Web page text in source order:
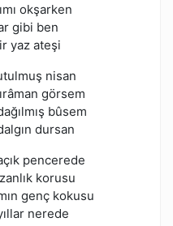
okşarken
gibi ben
yaz ateşi
nisan
görsem
bûsem
dursan
pencerede
korusu
genç kokusu
nerede